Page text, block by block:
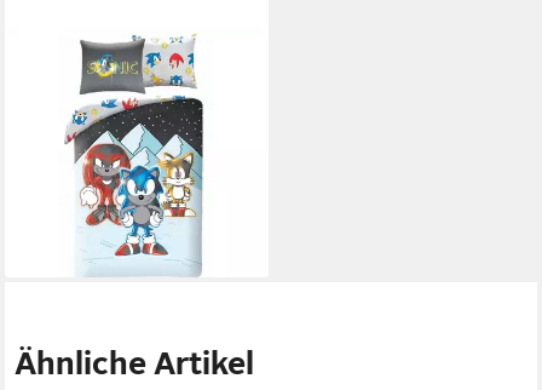
SONIC THE HEDGEHOG
Bettwäsche Set aus
Mikrofaser 140 × 200 cm mit
70 × 90 cm Kissenbezug,
Mikrofaser, 1 teilig
29,95 € 34,95 €
lieferbar - in 4-5 Werktagen bei dir
Ähnliche Artikel